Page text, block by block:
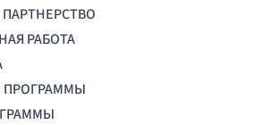
РАБОТА